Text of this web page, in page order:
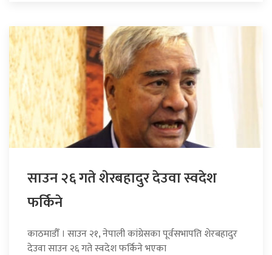
साउन २६ गते शेरबहादुर देउवा स्वदेश
फर्किने
काठमाडौँ । साउन २१, नेपाली कांग्रेसका पूर्वसभापति शेरबहादुर
देउवा साउन २६ गते स्वदेश फर्किने भएका